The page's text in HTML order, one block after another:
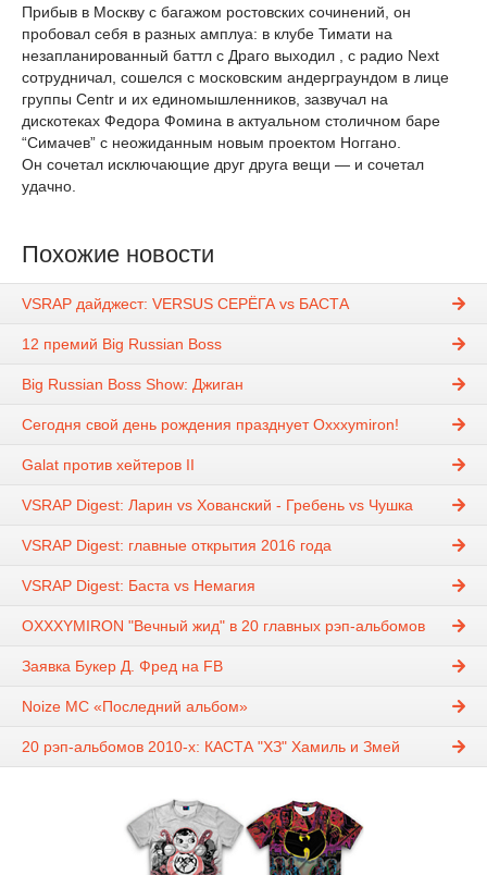
Прибыв в Москву с багажом ростовских сочинений, он
пробовал себя в разных амплуа: в клубе Тимати на
незапланированный баттл с Драго выходил , с радио Next
сотрудничал, сошелся с московским андерграундом в лице
группы Centr и их единомышленников, зазвучал на
дискотеках Федора Фомина в актуальном столичном баре
“Симачев” с неожиданным новым проектом Ноггано.
Он сочетал исключающие друг друга вещи — и сочетал
удачно.
Похожие новости
VSRAP дайджест: VERSUS СЕРЁГА vs БАСТА
12 премий Big Russian Boss
Big Russian Boss Show: Джиган
Сегодня свой день рождения празднует Oxxxymiron!
Galat против хейтеров II
VSRAP Digest: Ларин vs Хованский - Гребень vs Чушка
VSRAP Digest: главные открытия 2016 года
VSRAP Digest: Баста vs Немагия
OXXXYMIRON "Вечный жид" в 20 главных рэп-альбомов
Заявка Букер Д. Фред на FB
Noize MC «Последний альбом»
20 рэп-альбомов 2010-х: КАСТА "ХЗ" Хамиль и Змей